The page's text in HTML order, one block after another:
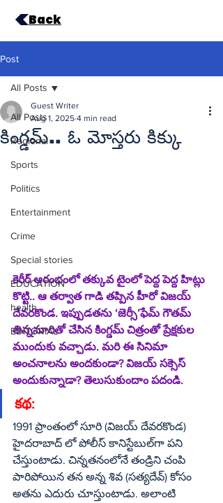
Back
Post
All Posts
Regional
Sports
Politics
Entertainment
Crime
Special stories
EDUCATION
health
EDITORIAL
All Posts
కింగ్డమ్‌.. ఓ మోస్తరు కిక్కు
Guest Writer
Aug 1, 2025 4 min read
కెరీర్‌ ఆరంభంలో తక్కువ టైంలో పెద్ద పెద్ద హిట్లు
కొట్టి.. ఆ తర్వాత గాడి తప్పిన హీరో విజయ్‌
దేవరకొండ. ఇప్పుడతను ‘జెర్సీ’ఫేమ్‌ గౌతమ్‌
తిన్ననూరితో చేసిన కింగ్డమ్‌ చిత్రంతో ప్రేక్షకుల
ముందుకు వచ్చాడు. మరి ఈ సినిమా
అంచనాలను అందకుండా? విజయ్‌ సక్సెస్‌
అందుకున్నాడా? తెలుసుకుందాం పదండి.
కథ:
1991 ప్రాంతంలో సూరి (విజయ్‌ దేవరకొండ)
హైదరాబాద్‌ లో పోలీస్‌ కానిస్టేబుల్‌గా పని
చేస్తుంటాడు. చిన్నతనంలోనే తండ్రిని చంపి
పారిపోయిన తన అన్న శివ (సత్యదేవ్‌) కోసం
అతను ఎదురు చూస్తుంటాడు. అలాంటి